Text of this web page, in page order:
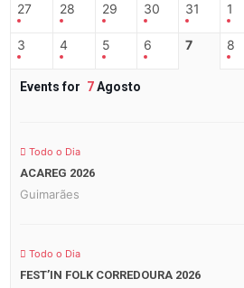
27 28 29 30 31 1
3 4 5 6 7 8
Events for 7Agosto
Todo o Dia
ACAREG 2026
Guimarães
Todo o Dia
FEST’IN FOLK CORREDOURA 2026